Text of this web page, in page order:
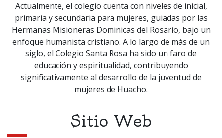
Actualmente, el colegio cuenta con niveles de inicial,
primaria y secundaria para mujeres, guiadas por las
Hermanas Misioneras Dominicas del Rosario, bajo un
enfoque humanista cristiano. A lo largo de más de un
siglo, el Colegio Santa Rosa ha sido un faro de
educación y espiritualidad, contribuyendo
significativamente al desarrollo de la juventud de
mujeres de Huacho.
Sitio Web